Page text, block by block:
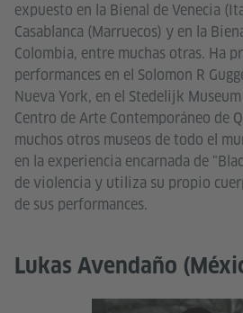
expuesto en la Bienal de Venecia
Casablanca (Marruecos) y en la
Colombia, entre muchas otras. Ha
performances en el Solomon R
Nueva York, en el Stedelijk
Centro de Arte Contemporáneo de
muchos otros museos de todo el
en la experiencia encarnada de
de violencia y utiliza su propio
de sus performances.
Lukas Avendaño